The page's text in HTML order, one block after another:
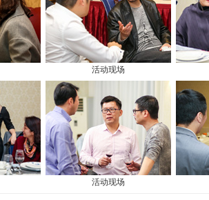
活动现场
活动现场